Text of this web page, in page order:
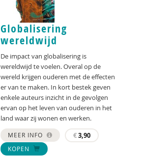
Globalisering
wereldwijd
De impact van globalisering is
wereldwijd te voelen. Overal op de
wereld krijgen ouderen met de effecten
er van te maken. In kort bestek geven
enkele auteurs inzicht in de gevolgen
ervan op het leven van ouderen in het
land waar zij wonen en werken.
MEER INFO €3,90
KOPEN